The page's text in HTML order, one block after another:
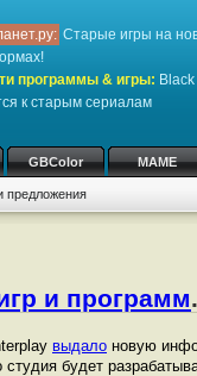
Старые игры на
программы & игры:
к старым сериалам
GBColor MAME
предложения
и программ
выдало новую
будет